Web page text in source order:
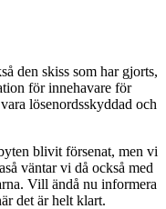
den skiss som har gjorts,
för innehavare för
lösenordsskyddad och
blivit försenat, men vi
väntar vi då också med
Vill ändå nu informera
det är helt klart.